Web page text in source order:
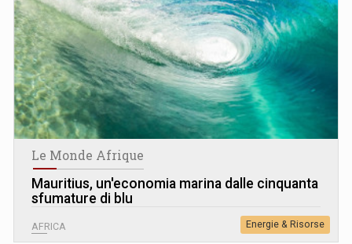
Le Monde Afrique
Mauritius, un'economia marina dalle cinquanta
sfumature di blu
AFRICA Energie & Risorse